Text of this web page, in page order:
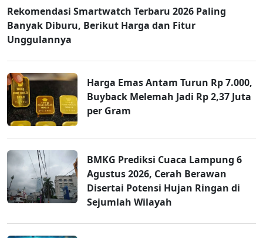
Rekomendasi Smartwatch Terbaru 2026 Paling
Banyak Diburu, Berikut Harga dan Fitur
Unggulannya
Harga Emas Antam Turun Rp 7.000,
Buyback Melemah Jadi Rp 2,37 Juta
per Gram
BMKG Prediksi Cuaca Lampung 6
Agustus 2026, Cerah Berawan
Disertai Potensi Hujan Ringan di
Sejumlah Wilayah